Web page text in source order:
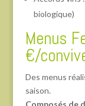
biologique)
Menus
€/
Des menus
saison.
Composés de